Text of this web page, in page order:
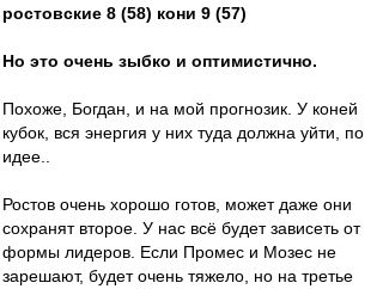
ростовские 8 (58) кони 9 (57)
Но это очень зыбко и оптимистично.
Похоже, Богдан, и на мой прогнозик. У коней
кубок, вся энергия у них туда должна уйти, по
идее..
Ростов очень хорошо готов, может даже они
сохранят второе. У нас всё будет зависеть от
формы лидеров. Если Промес и Мозес не
зарешают, будет очень тяжело, но на третье